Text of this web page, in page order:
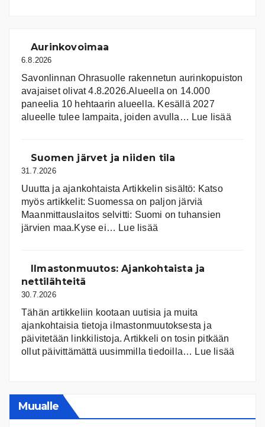
Aurinkovoimaa
6.8.2026
Savonlinnan Ohrasuolle rakennetun aurinkopuiston
avajaiset olivat 4.8.2026.Alueella on 14.000
paneelia 10 hehtaarin alueella. Kesällä 2027
alueelle tulee lampaita, joiden avulla… Lue lisää:
Suomen järvet ja niiden tila
31.7.2026
Uuutta ja ajankohtaista Artikkelin sisältö: Katso
myös artikkelit: Suomessa on pal­jon jär­viä
Maanmittauslaitos selvitti: Suomi on tuhansien
järvien maa.Kyse ei… Lue lisää
ja
Ilmastonmuutos: Ajankohtaista ja
nettilähteitä
30.7.2026
Tähän artikkeliin kootaan uutisia ja muita
ajankohtaisia tietoja ilmastonmuutoksesta ja
päivitetään linkkilistoja. Artikkeli on tosin pitkään
ollut päivittämättä uusimmilla tiedoilla… Lue lisää
Muualle